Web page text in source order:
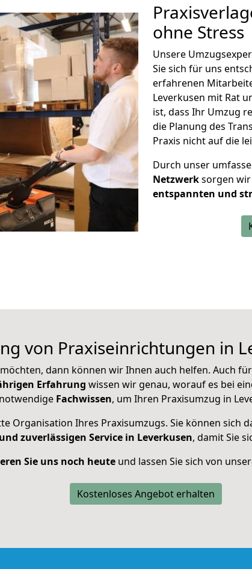
ohne Stress
Unsere
Sie sich für uns
erfahrenen
Leverkusen mit Rat
ist, dass Ihr Umzug
die Planung des
Praxis nicht auf die
Durch unser
Netzwerksorgen
entspannten und
von Praxiseinrichtungen in
dann können wir Ihnen auch helfen. Auch
Erfahrung wissen wir genau, worauf es bei
Fachwissen, um Ihren Praxisumzug in
Organisation Ihres Praxisumzugs. Sie können sich
zuverlässigen Service in Leverkusen, damit Sie
Sie uns noch heute und lassen Sie sich von
Kostenloses Angebot erhalten